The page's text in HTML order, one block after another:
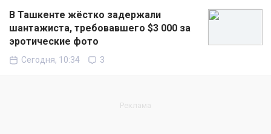
В Ташкенте жёстко задержали
шантажиста, требовавшего $3 000 за
эротические фото
Сегодня, 10:34 3